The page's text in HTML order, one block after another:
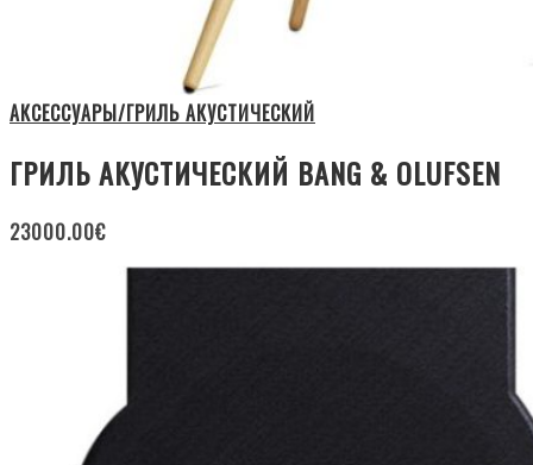
АКСЕССУАРЫ/ГРИЛЬ АКУСТИЧЕСКИЙ
ГРИЛЬ АКУСТИЧЕСКИЙ BANG & OLUFSEN
23000.00€